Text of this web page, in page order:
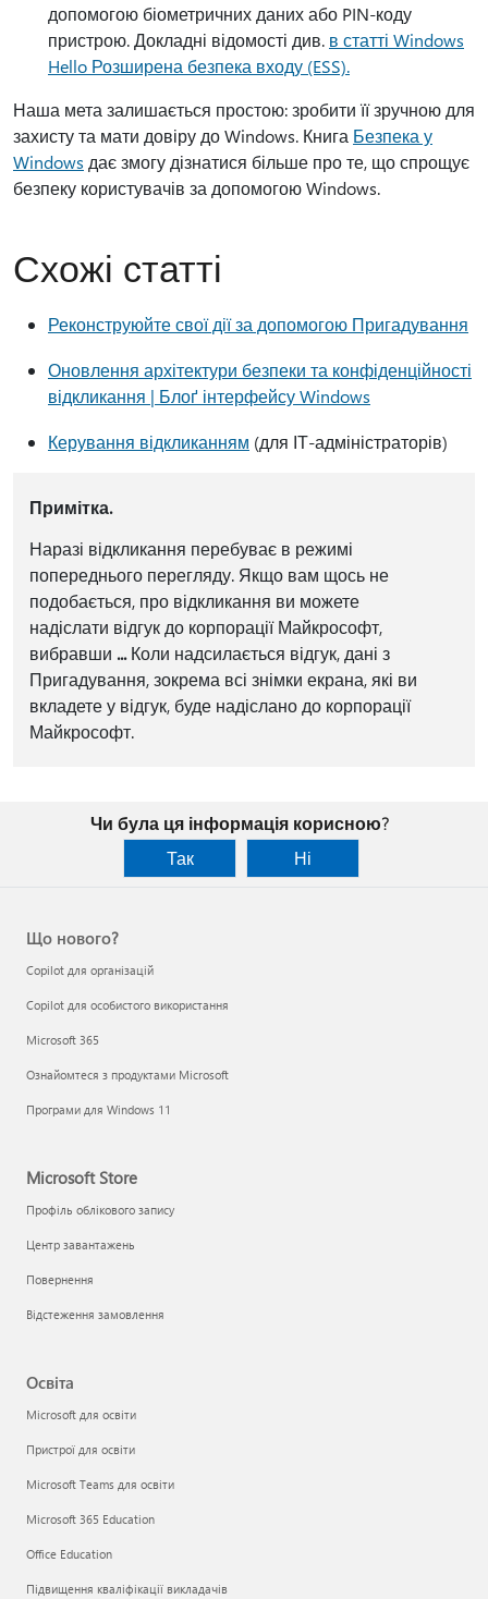
допомогою біометричних даних або PIN-коду
пристрою. Докладні відомості див. в статті Windows
Hello Розширена безпека входу (ESS).
Наша мета залишається простою: зробити її зручною для
захисту та мати довіру до Windows. Книга Безпека у
Windows дає змогу дізнатися більше про те, що спрощує
безпеку користувачів за допомогою Windows.
Схожі статті
Реконструюйте свої дії за допомогою Пригадування
Оновлення архітектури безпеки та конфіденційності
відкликання | Блоґ інтерфейсу Windows
Керування відкликанням (для ІТ-адміністраторів)
Примітка.
Наразі відкликання перебуває в режимі
попереднього перегляду. Якщо вам щось не
подобається, про відкликання ви можете
надіслати відгук до корпорації Майкрософт,
вибравши ...Коли надсилається відгук, дані з
Пригадування, зокрема всі знімки екрана, які ви
вкладете у відгук, буде надіслано до корпорації
Майкрософт.
Чи була ця інформація корисною?
Так
Ні
Що нового?
Copilot для організацій
Copilot для особистого використання
Microsoft 365
Ознайомтеся з продуктами Microsoft
Програми для Windows 11
Microsoft Store
Профіль облікового запису
Центр завантажень
Повернення
Відстеження замовлення
Освіта
Microsoft для освіти
Пристрої для освіти
Microsoft Teams для освіти
Microsoft 365 Education
Office Education
Підвищення кваліфікації викладачів